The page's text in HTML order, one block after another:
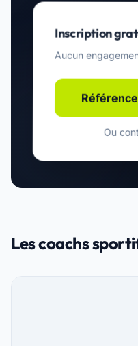
Inscription
Aucun
Ou
Les coachs